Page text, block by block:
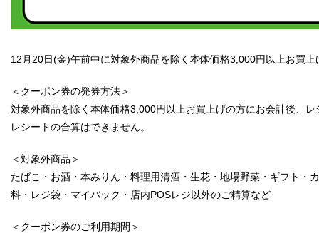
12月20日(金)午前中に対象外商品を除く本体価格3,000円以上お買
＜クーポン券の発券方法＞
対象外商品を除く本体価格3,000円以上お買上げの方にお会計後、
レシートの合算はできません。
＜対象外商品＞
たばこ・お酒・本みりん・料理用清酒・生花・地場野菜・ギフト
料・レジ袋・マイバック・店内POSレジ以外のご精算など
＜クーポン券のご利用期間＞